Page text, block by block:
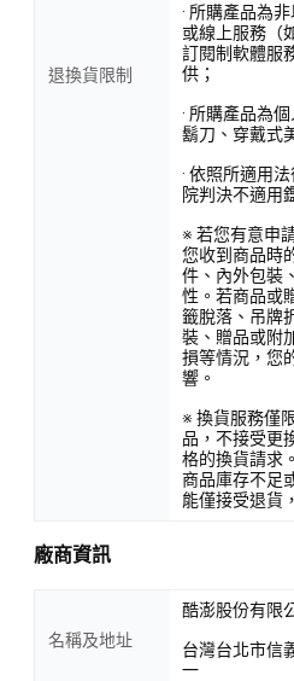
退換貨限制
· 所購產品為
或線上服務（
訂閱制軟體服
供；
· 所購產品為
鬍刀、穿戴式
· 依照所適用
院判決不適用
※ 若您有意申
您收到商品時
件、內外包裝
性。若商品或
籤脫落、吊牌
裝、贈品或附
損等情況，您
響。
※ 換貨服務僅
品，不接受更
格的換貨請求
商品庫存不足
能僅接受退貨
廠商資訊
名稱及地址
酷澎股份有限
台灣台北市信
一